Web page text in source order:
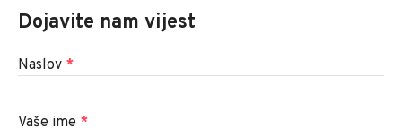
Dojavite nam vijest
Naslov *
Vaše ime *